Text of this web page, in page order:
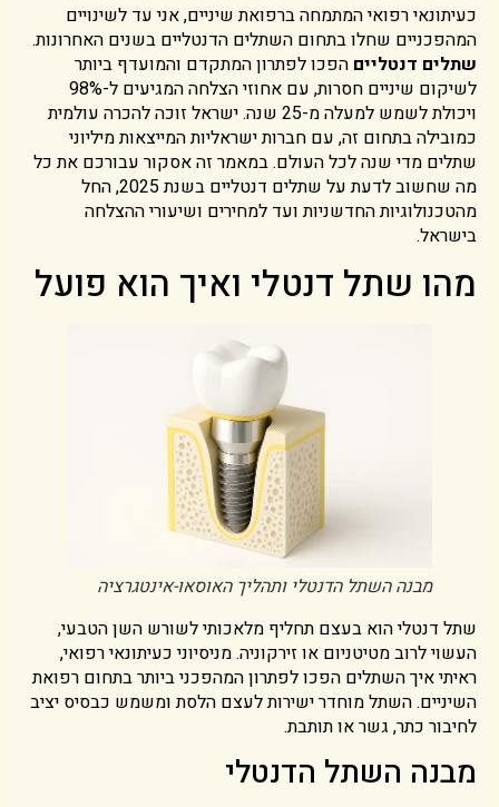
כעיתונאי רפואי המתמחה ברפואת שיניים, אני עד לשינויים
המהפכניים שחלו בתחום השתלים הדנטליים בשנים האחרונות.
שתלים דנטליים הפכו לפתרון המתקדם והמועדף ביותר
לשיקום שיניים חסרות, עם אחוזי הצלחה המגיעים ל-98%
ויכולת לשמש למעלה מ-25 שנה. ישראל זוכה להכרה עולמית
כמובילה בתחום זה, עם חברות ישראליות המייצאות מיליוני
שתלים מדי שנה לכל העולם. במאמר זה אסקור עבורכם את כל
מה שחשוב לדעת על שתלים דנטליים בשנת 2025, החל
מהטכנולוגיות החדשניות ועד למחירים ושיעורי ההצלחה
בישראל.
מהו שתל דנטלי ואיך הוא פועל
מבנה השתל הדנטלי ותהליך האוסאו-אינטגרציה
שתל דנטלי הוא בעצם תחליף מלאכותי לשורש השן הטבעי,
העשוי לרוב מטיטניום או זירקוניה. מניסיוני כעיתונאי רפואי,
ראיתי איך השתלים הפכו לפתרון המהפכני ביותר בתחום רפואת
השיניים. השתל מוחדר ישירות לעצם הלסת ומשמש כבסיס יציב
לחיבור כתר, גשר או תותבת.
מבנה השתל הדנטלי